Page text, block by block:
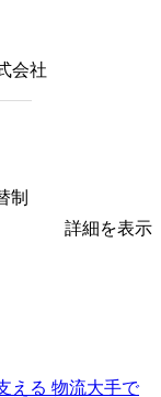
会社
制
詳細を表示